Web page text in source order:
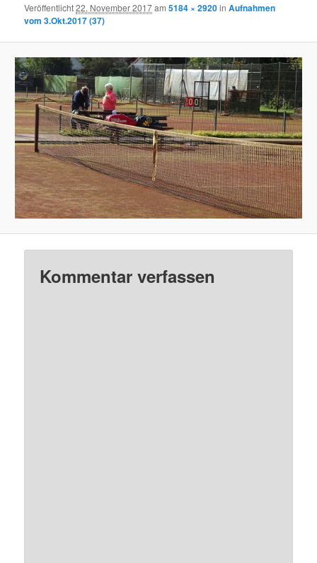
Veröffentlicht22. November 2017am5184 × 2920inAufnahmen
vom 3.Okt.2017 (37)
Kommentar verfassen